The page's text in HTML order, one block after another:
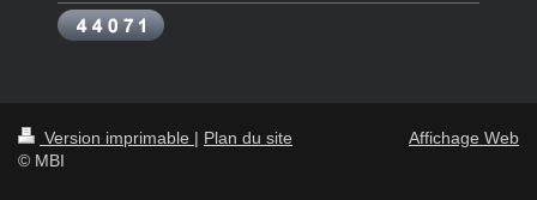
Version imprimable | Plan du site
© MBI
Affichage Web